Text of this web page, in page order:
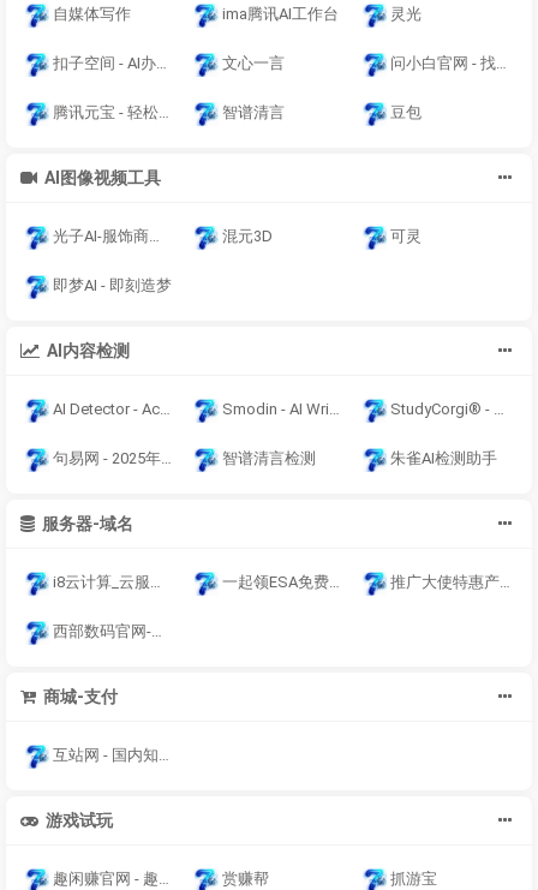
自媒体写作 ima腾讯AI工作台 灵光
扣子空间 - AI办公助手一站式平台 - 扣子空间提供AI写作|PPT|表格|设计|播客|生图 文心一言 问小白官网 - 找灵感，向空白发问，灵感自来
腾讯元宝 - 轻松工作 多点生活 智谱清言 豆包
AI图像视频工具
光子AI-服饰商拍生成平台 混元3D 可灵
即梦AI - 即刻造梦
AI内容检测
AI Detector - Accurate AI Checker for ChatGPT, GPT-5 & Gemini Smodin - AI Writing Assistant & Plagiarism Checker StudyCorgi® - Fast Essay Writing Help | Free Essay Samples
句易网 - 2025年最新广告法淘宝抖音违禁词敏感词在线查询检测工具 智谱清言检测 朱雀AI检测助手
服务器-域名
i8云计算_云服务器,稳定，高性能，香港CN2独享云服务器 一起领ESA免费版套餐额度 推广大使特惠产品合集页
西部数码官网-云服务器-虚拟主机-域名注册,23年知名云服务商！
商城-支付
互站网 - 国内知名的网站、域名、软件、APP源码交易平台
游戏试玩
趣闲赚官网 - 趣闲赚app官方版下载【官方正版】 赏赚帮 抓游宝